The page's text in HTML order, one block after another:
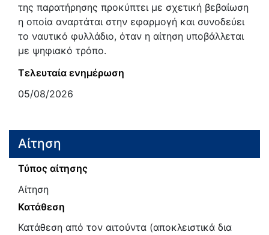
της παρατήρησης προκύπτει με σχετική βεβαίωση
η οποία αναρτάται στην εφαρμογή και συνοδεύει
το ναυτικό φυλλάδιο, όταν η αίτηση υποβάλλεται
με ψηφιακό τρόπο.
Τελευταία ενημέρωση
05/08/2026
Αίτηση
Τύπος αίτησης
Αίτηση
Κατάθεση
Κατάθεση από τον αιτούντα (αποκλειστικά δια